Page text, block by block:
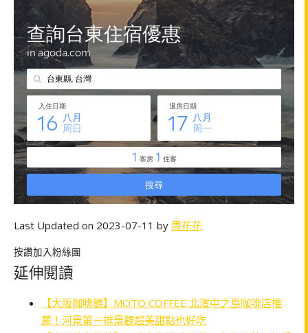
Last Updated on 2023-07-11 by 周花花
按讚加入粉絲團
延伸閱讀
【大阪咖啡廳】MOTO COFFEE 北濱中之島咖啡店推
薦！河景第一排景觀超美甜點也好吃